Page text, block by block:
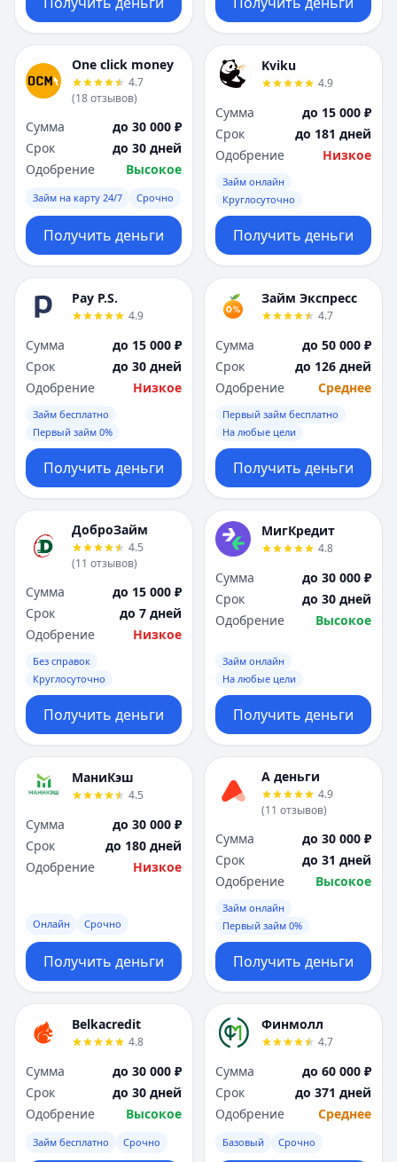
One click money
4.7
(18отзывов)
Сумма
до 30 000 ₽
Срок
до 30 дней
Одобрение
Высокое
Займ на карту 24/7 Срочно
Получить деньги
Kviku
4.9
Сумма
до 15 000 ₽
Срок
до 181 дней
Одобрение
Низкое
Займ онлайн
Круглосуточно
Получить деньги
Pay P.S.
4.9
Сумма
до 15 000 ₽
Срок
до 30 дней
Одобрение
Низкое
Займ бесплатно
Первый займ 0%
Получить деньги
Займ Экспресс
4.7
Сумма
до 50 000 ₽
Срок
до 126 дней
Одобрение
Среднее
Первый займ бесплатно
На любые цели
Получить деньги
ДоброЗайм
4.5
(11 отзывов)
Сумма
до 15 000 ₽
Срок
до 7 дней
Одобрение
Низкое
Без справок
Круглосуточно
Получить деньги
МигКредит
4.8
Сумма
до 30 000 ₽
Срок
до 30 дней
Одобрение
Высокое
Займ онлайн
На любые цели
Получить деньги
МаниКэш
4.5
Сумма
до 30 000 ₽
Срок
до 180 дней
Одобрение
Низкое
Онлайн Срочно
Получить деньги
А деньги
4.9
(11 отзывов)
Сумма
до 30 000 ₽
Срок
до 31 дней
Одобрение
Высокое
Займ онлайн
Первый займ 0%
Получить деньги
Belkacredit
4.8
Сумма
до 30 000 ₽
Срок
до 30 дней
Одобрение
Высокое
Займ бесплатно Срочно
Финмолл
4.7
Сумма
до 60 000 ₽
Срок
до 371 дней
Одобрение
Среднее
Базовый Срочно